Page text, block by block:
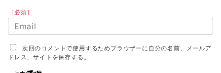
［必須］
次回のコメントで使用するためブラウザーに自分の名前、メールア
ドレス、サイトを保存する。